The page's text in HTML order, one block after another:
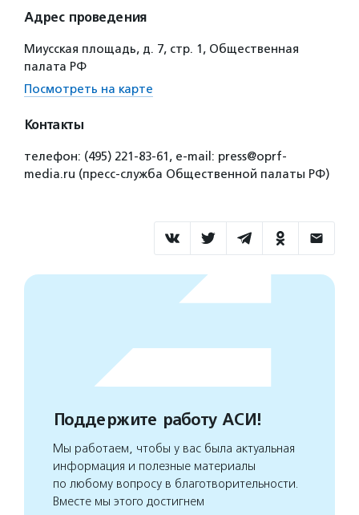
Адрес проведения
Миусская площадь, д. 7, стр. 1, Общественная
палата РФ
Посмотреть на карте
Контакты
телефон: (495) 221-83-61, e-mail: press@oprf-
media.ru (пресс-служба Общественной палаты РФ)
Поддержите работу АСИ!
Мы работаем, чтобы у вас была актуальная
информация и полезные материалы
по любому вопросу в благотворительности.
Вместе мы этого достигнем